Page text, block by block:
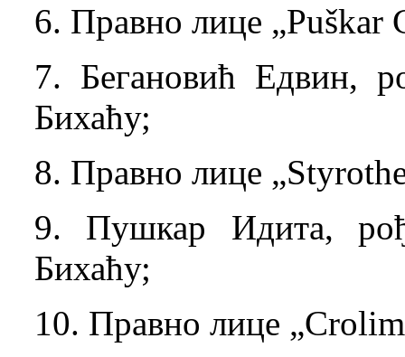
6. Правно лице „Puškar
7. Бегановић Едвин,
Бихаћу;
8. Правно лице
9. Пушкар Идита,
Бихаћу;
10. Правно лице